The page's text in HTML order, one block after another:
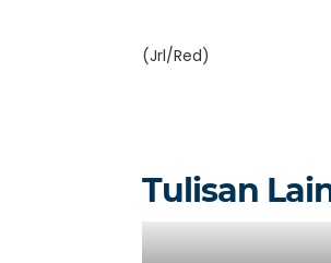
(Jrl/Red)
Tulisan